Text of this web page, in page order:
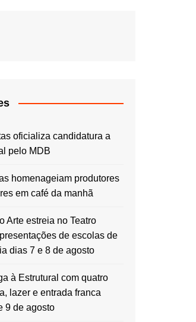
oficializa candidatura a
pelo MDB
homenageiam produtores
em café da manhã
Arte estreia no Teatro
de escolas de
dias 7 e 8 de agosto
à Estrutural com quatro
lazer e entrada franca
9 de agosto